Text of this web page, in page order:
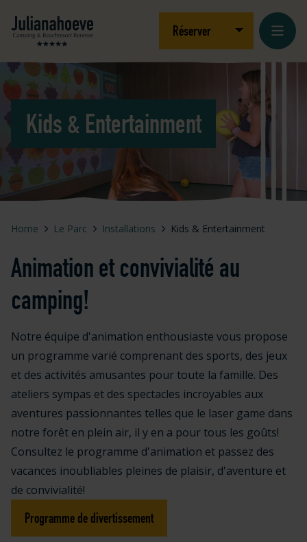
Logo Julianahoeve Réserver Ouvrir/fermer
Loading...
Kids & Entertainment
Home Le Parc Installations Kids & Entertainment
Animation et convivialité au
camping!
Notre équipe d'animation enthousiaste vous propose
un programme varié comprenant des sports, des jeux
et des activités amusantes pour toute la famille. Des
ateliers sympas et des spectacles incroyables aux
aventures passionnantes telles que le laser game dans
notre forêt en plein air, il y en a pour tous les goûts!
Consultez le programme d'animation et passez des
vacances inoubliables pleines de plaisir, d'aventure et
de convivialité!
Programme de divertissement